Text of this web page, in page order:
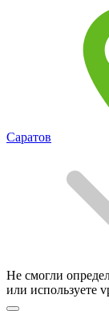
Саратов
Не смогли
или используете